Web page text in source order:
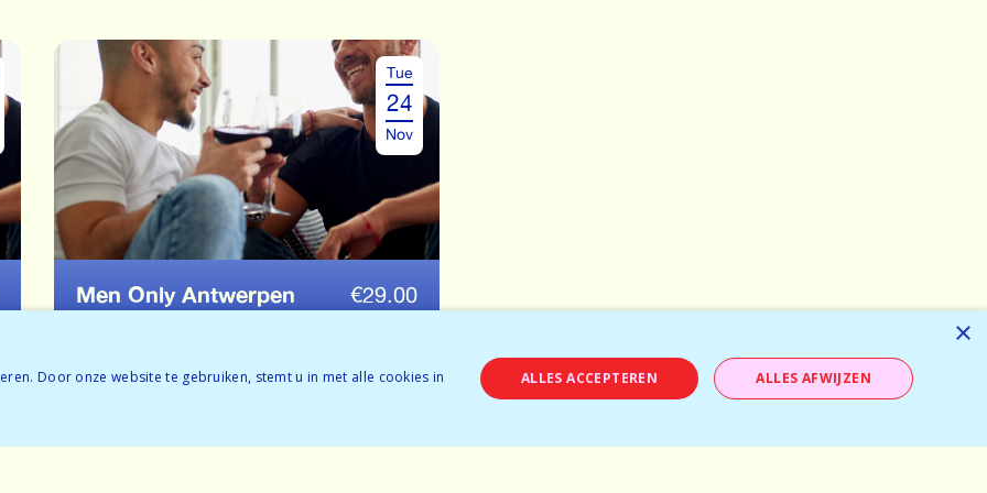
Tue
24
Nov
Men Only Antwerpen €29.00
Tickets available
BOOK NOW
×
Door onze website te gebruiken, stemt u in met alle cookies in
ALLES ACCEPTEREN ALLES AFWIJZEN